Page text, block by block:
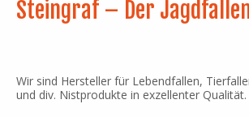
Steingraf – Der
Wir sind Hersteller für Lebendfallen,
und div. Nistprodukte in exzellenter Qualität.